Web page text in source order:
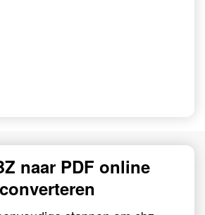
naar PDF online
converteren